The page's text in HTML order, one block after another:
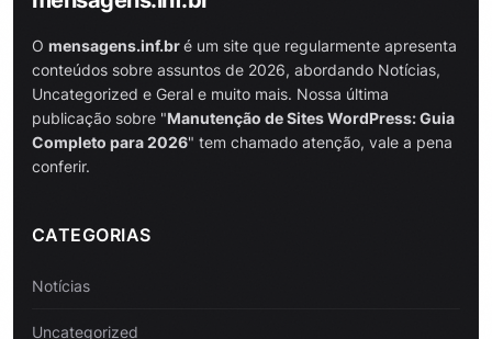
O mensagens.inf.bré um site que regularmente apresenta
conteúdos sobre assuntos de 2026, abordando Notícias,
Uncategorized e Geral e muito mais. Nossa última
publicação sobre "Manutenção de Sites WordPress: Guia
Completo para 2026" tem chamado atenção, vale a pena
conferir.
CATEGORIAS
Notícias
Uncategorized